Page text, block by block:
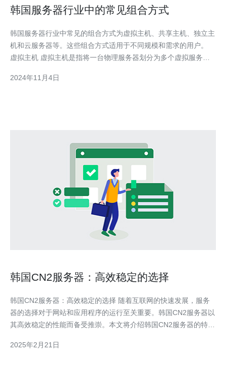
韩国服务器行业中的常见组合方式
韩国服务器行业中常见的组合方式为虚拟主机、共享主机、独立主
机和云服务器等。这些组合方式适用于不同规模和需求的用户。
虚拟主机 虚拟主机是指将一台物理服务器划分为多个虚拟服务
本较低且易于维护，适用于个人用户和小型企业。虚拟主机的缺点
2024年11月4日
韩国CN2服务器：高效稳定的选择
韩国CN2服务器：高效稳定的选择 随着互联网的快速发展，服务
器的选择对于网站和应用程序的运行至关重要。韩国CN2服务器以
其高效稳定的性能而备受推崇。本文将介绍韩国CN2服务器的特点
2025年2月21日